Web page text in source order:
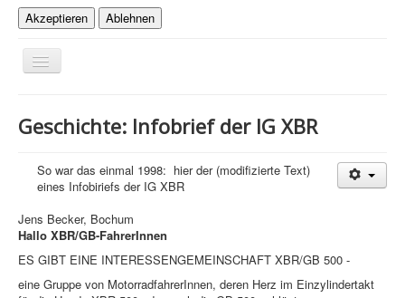
Akzeptieren
Ablehnen
Navigation
an/aus
Technik
Forum
Cafe-Ecke
Suche
Geschichte: Infobrief der IG XBR
So war das einmal 1998: hier der (modifizierte Text)
eines Infobiriefs der IG XBR
Jens Becker, Bochum
Hallo XBR/GB-FahrerInnen
ES GIBT EINE INTERESSENGEMEINSCHAFT XBR/GB 500 -
eine Gruppe von MotorradfahrerInnen, deren Herz im Einzylindertakt